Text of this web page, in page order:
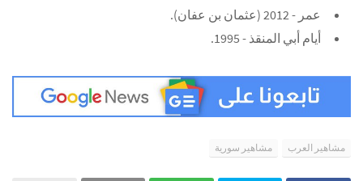
عمر - 2012 (عثمان بن عفان).
أيام أبي المنقذ - 1995.
مشاهير العرب مشاهير سورية